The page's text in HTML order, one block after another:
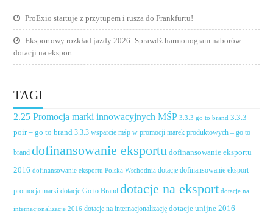
ProExio startuje z przytupem i rusza do Frankfurtu!
Eksportowy rozkład jazdy 2026: Sprawdź harmonogram naborów
dotacji na eksport
TAGI
2.25 Promocja marki innowacyjnych MŚP 3.3.3 go to brand 3.3.3
poir – go to brand 3.3.3 wsparcie mśp w promocji marek produktowych – go to
brand dofinansowanie eksportu dofinansowanie eksportu
2016 dofinansowanie eksportu Polska Wschodnia dotacje dofinansowanie eksport
promocja marki dotacje Go to Brand dotacje na eksport dotacje na
internacjonalizacje 2016 dotacje na internacjonalizację dotacje unijne 2016